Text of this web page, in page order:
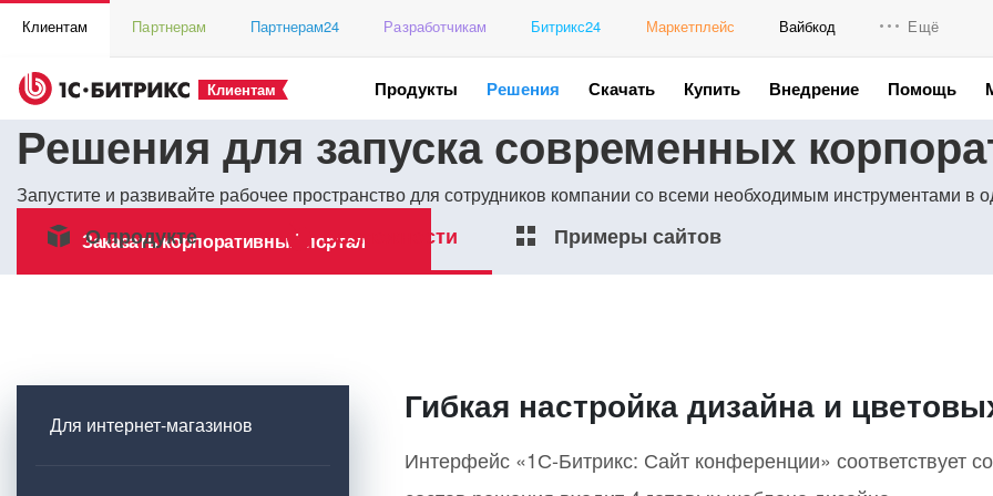
Клиентам Партнерам Партнерам24 Разработчикам Битрикс24 Маркетплейс Вайбкод Ещё
Клиентам Продукты Решения Скачать Купить Внедрение Помощь
Решения для запуска современных
Запустите и развивайте рабочее пространство для сотрудников компании со всеми необходимым инструментами в
Заказать корпоративный портал
О продукте Возможности Примеры сайтов
Для интернет-магазинов Гибкая настройка дизайна и
Интерфейс «1С-Битрикс: Сайт конференции» соответствует